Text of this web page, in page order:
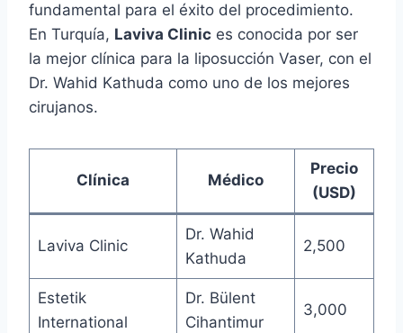
fundamental para el éxito del procedimiento.
En Turquía, Laviva Clinic es conocida por ser
la mejor clínica para la liposucción Vaser, con el
Dr. Wahid Kathuda como uno de los mejores
cirujanos.
Clínica Médico
Precio
(USD)
Laviva Clinic
Dr. Wahid
Kathuda
2,500
Estetik
International
Dr. Bülent
Cihantimur
3,000